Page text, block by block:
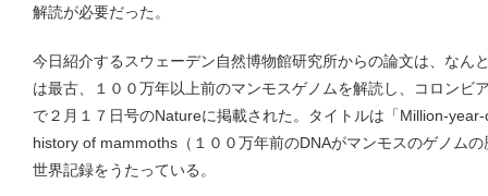
解読が必要だった。
今日紹介するスウェーデン自然博物館研究所からの論文は、なん
は最古、１００万年以上前のマンモスゲノムを解読し、コロンビ
で２月１７日号のNatureに掲載された。タイトルは「Million-
history of mammoths（１００万年前のDNAがマンモスのゲノム
世界記録をうたっている。